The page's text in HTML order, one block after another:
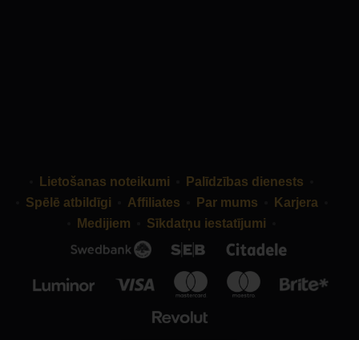
Lietošanas noteikumi
Palīdzības dienests
Spēlē atbildīgi
Affiliates Par mums
Karjera
Medijiem
Sīkdatņu iestatījumi